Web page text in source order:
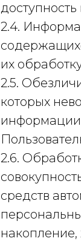
2.4.
их
2.5.
которых
информации
2.6.
средств
накопление,